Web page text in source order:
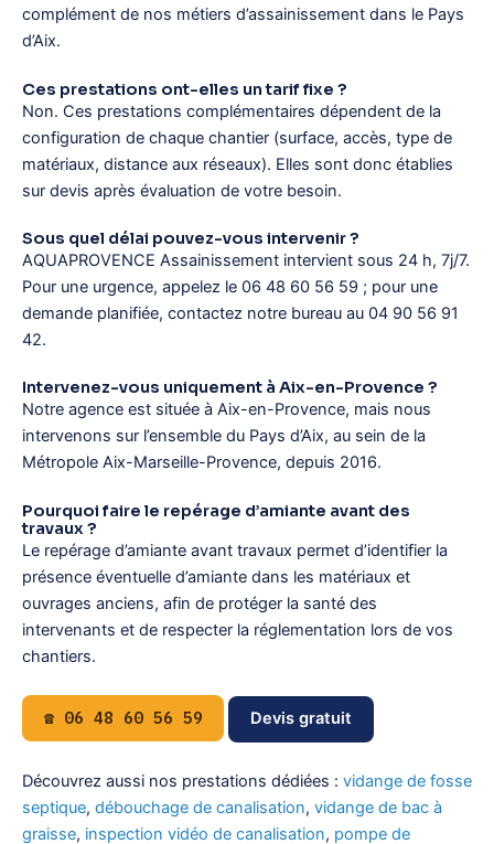
complément de nos métiers d’assainissement dans le Pays
d’Aix.
Ces prestations ont-elles un tarif fixe ?
Non. Ces prestations complémentaires dépendent de la
configuration de chaque chantier (surface, accès, type de
matériaux, distance aux réseaux). Elles sont donc établies
sur devis après évaluation de votre besoin.
Sous quel délai pouvez-vous intervenir ?
AQUAPROVENCE Assainissement intervient sous 24 h, 7j/7.
Pour une urgence, appelez le 06 48 60 56 59 ; pour une
demande planifiée, contactez notre bureau au 04 90 56 91
42.
Intervenez-vous uniquement à Aix-en-Provence ?
Notre agence est située à Aix-en-Provence, mais nous
intervenons sur l’ensemble du Pays d’Aix, au sein de la
Métropole Aix-Marseille-Provence, depuis 2016.
Pourquoi faire le repérage d’amiante avant des
travaux ?
Le repérage d’amiante avant travaux permet d’identifier la
présence éventuelle d’amiante dans les matériaux et
ouvrages anciens, afin de protéger la santé des
intervenants et de respecter la réglementation lors de vos
chantiers.
☎ 06 48 60 56 59 Devis gratuit
Découvrez aussi nos prestations dédiées : vidange de fosse
septique, débouchage de canalisation, vidange de bac à
graisse, inspection vidéo de canalisation, pompe de